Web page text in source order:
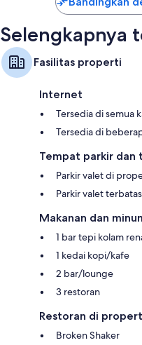
Selengkapnya
Fasilitas properti
Internet
Tersedia di semua
Tersedia di
Tempat parkir dan
Parkir valet di
Parkir valet
Makanan dan
1 bar tepi kolam
1 kedai kopi/kafe
2 bar/lounge
3 restoran
Restoran di
Broken Shaker